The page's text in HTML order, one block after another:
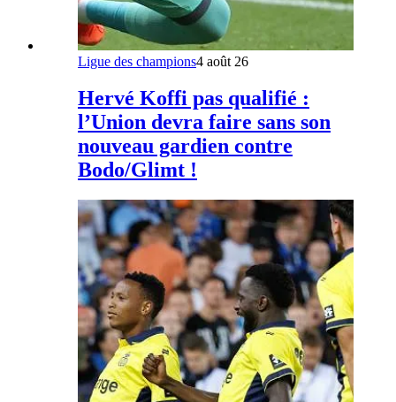
Ligue des champions4 août 26
Hervé Koffi pas qualifié :
l’Union devra faire sans son
nouveau gardien contre
Bodo/Glimt !